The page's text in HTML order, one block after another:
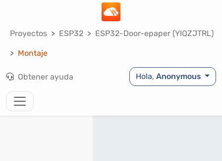
Proyectos ESP32 ESP32-Door-epaper (YIQZJTRL)
Montaje
Obtener ayuda Hola,Anonymous